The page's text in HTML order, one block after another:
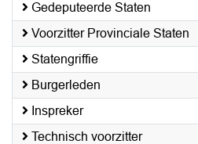
Gedeputeerde Staten
Voorzitter Provinciale Staten
Statengriffie
Burgerleden
Inspreker
Technisch voorzitter